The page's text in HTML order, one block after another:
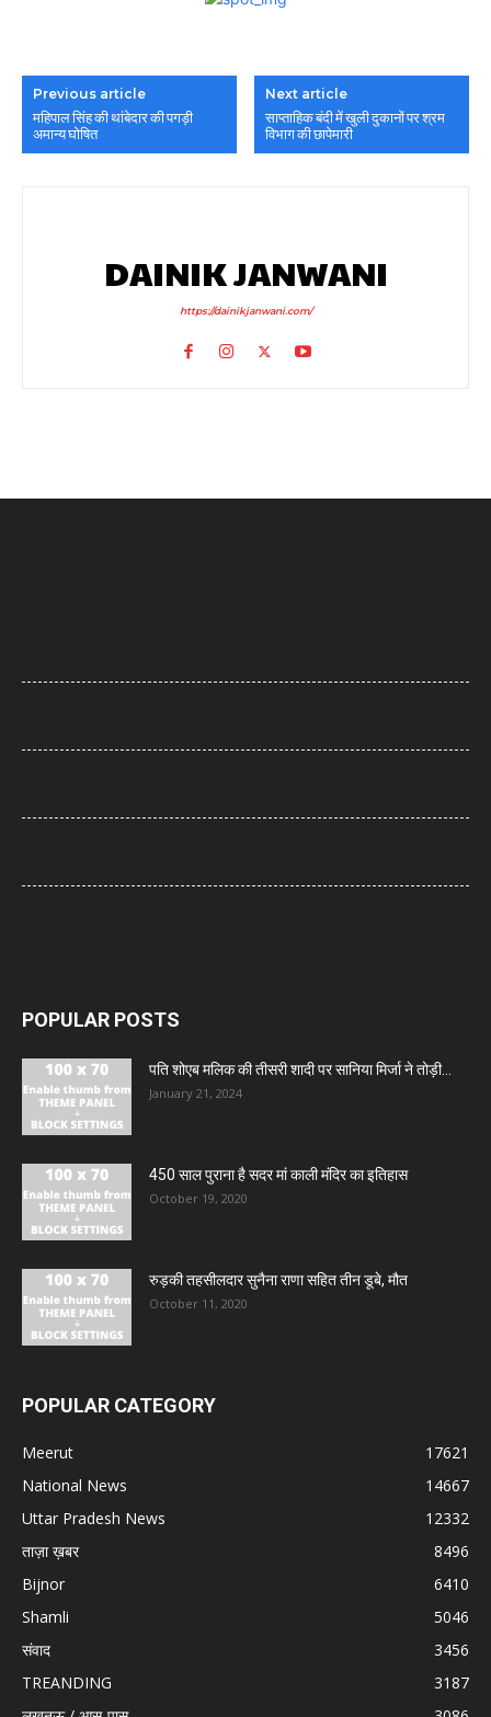
Previous article
महिपाल सिंह की थांबेदार की पगड़ी
अमान्य घोषित
Next article
साप्ताहिक बंदी में खुली दुकानों पर श्रम
विभाग की छापेमारी
DAINIK JANWANI
https://dainikjanwani.com/
POPULAR POSTS
पति शोएब मलिक की तीसरी शादी पर सानिया मिर्जा ने तोड़ी...
January 21, 2024
450 साल पुराना है सदर मां काली मंदिर का इतिहास
October 19, 2020
रुड़की तहसीलदार सुनैना राणा सहित तीन डूबे, मौत
October 11, 2020
POPULAR CATEGORY
Meerut
17621
National News
14667
Uttar Pradesh News
12332
ताज़ा ख़बर
8496
Bijnor
6410
Shamli
5046
संवाद
3456
TREANDING
3187